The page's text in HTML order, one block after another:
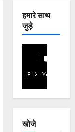
हमारे साथ
जुड़े
Facebook
X YouTube
खोजे